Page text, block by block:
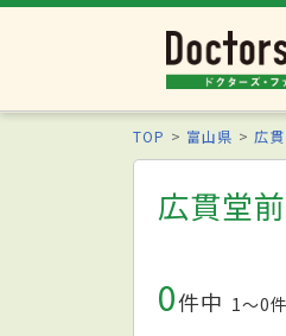
TOP 富山県 広
広貫堂
0件中 1〜0